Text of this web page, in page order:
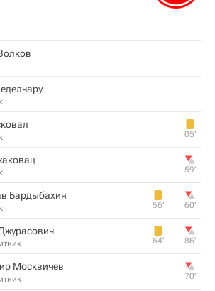
05‎’‎
59‎’‎
Бардыбахин
56‎’‎ 60‎’‎
64‎’‎ 86‎’‎
Москвичев
70‎’‎